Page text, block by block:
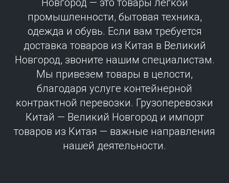
Новгород — это товары легкой
промышленности, бытовая техника,
одежда и обувь. Если вам требуется
доставка товаров из Китая в Великий
Новгород, звоните нашим специалистам.
Мы привезем товары в целости,
благодаря услуге контейнерной
контрактной перевозки. Грузоперевозки
Китай — Великий Новгород и импорт
товаров из Китая — важные направления
нашей деятельности.